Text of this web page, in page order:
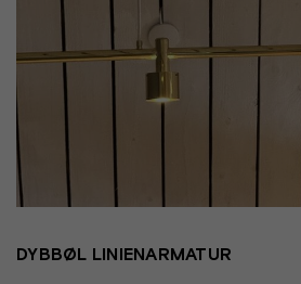
DYBBØL LINIENARMATUR